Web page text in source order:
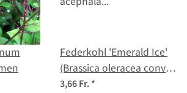
Federkohl 'Emerald Ice'
(Brassica oleracea convar.
acephala var. sabellica)
3,66 Fr.*